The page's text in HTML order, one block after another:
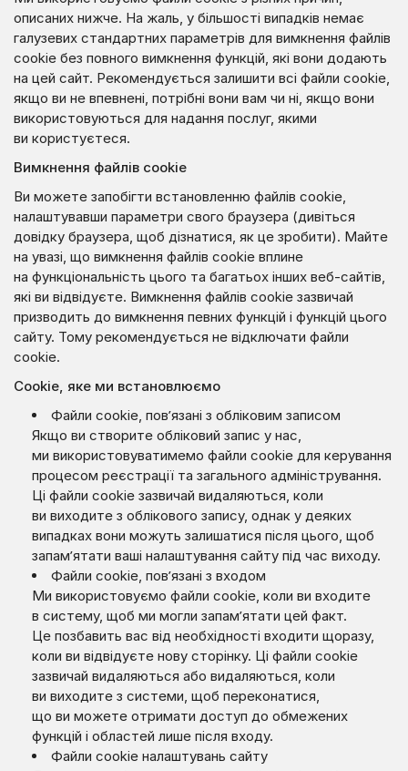
описаних нижче. На жаль, у більшості випадків немає
галузевих стандартних параметрів для вимкнення файлів
cookie без повного вимкнення функцій, які вони додають
на цей сайт. Рекомендується залишити всі файли cookie,
якщо ви не впевнені, потрібні вони вам чи ні, якщо вони
використовуються для надання послуг, якими
ви користуєтеся.
Вимкнення файлів cookie
Ви можете запобігти встановленню файлів cookie,
налаштувавши параметри свого браузера (дивіться
довідку браузера, щоб дізнатися, як це зробити). Майте
на увазі, що вимкнення файлів cookie вплине
на функціональність цього та багатьох інших веб-сайтів,
які ви відвідуєте. Вимкнення файлів cookie зазвичай
призводить до вимкнення певних функцій і функцій цього
сайту. Тому рекомендується не відключати файли
cookie.
Cookie, яке ми встановлюємо
Файли cookie, пов’язані з обліковим записом
Якщо ви створите обліковий запис у нас,
ми використовуватимемо файли cookie для керування
процесом реєстрації та загального адміністрування.
Ці файли cookie зазвичай видаляються, коли
ви виходите з облікового запису, однак у деяких
випадках вони можуть залишатися після цього, щоб
запам’ятати ваші налаштування сайту під час виходу.
Файли cookie, пов’язані з входом
Ми використовуємо файли cookie, коли ви входите
в систему, щоб ми могли запам’ятати цей факт.
Це позбавить вас від необхідності входити щоразу,
коли ви відвідуєте нову сторінку. Ці файли cookie
зазвичай видаляються або видаляються, коли
ви виходите з системи, щоб переконатися,
що ви можете отримати доступ до обмежених
функцій і областей лише після входу.
Файли cookie налаштувань сайту